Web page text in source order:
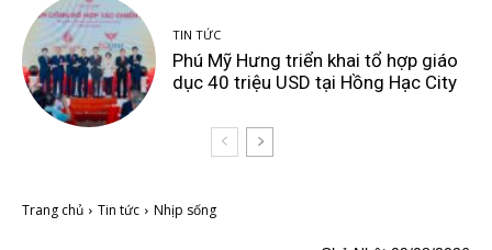
TIN TỨC
Phú Mỹ Hưng triển khai tổ hợp giáo
dục 40 triệu USD tại Hồng Hạc City